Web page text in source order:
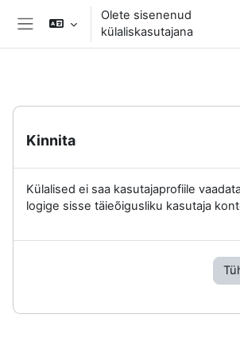
Jäta vahele peasisuni
Küljepaneel
Olete sisenenud
külaliskasutajana
Kinnita
Külalised ei saa kasutajaprofiile
logige sisse täieõigusliku kasutaja